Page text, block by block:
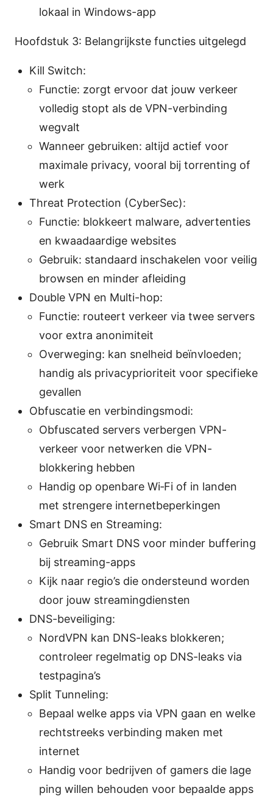
lokaal in Windows-app
Hoofdstuk 3: Belangrijkste functies uitgelegd
Kill Switch:
Functie: zorgt ervoor dat jouw verkeer
volledig stopt als de VPN-verbinding
wegvalt
Wanneer gebruiken: altijd actief voor
maximale privacy, vooral bij torrenting of
werk
Threat Protection (CyberSec):
Functie: blokkeert malware, advertenties
en kwaadaardige websites
Gebruik: standaard inschakelen voor veilig
browsen en minder afleiding
Double VPN en Multi-hop:
Functie: routeert verkeer via twee servers
voor extra anonimiteit
Overweging: kan snelheid beïnvloeden;
handig als privacyprioriteit voor specifieke
gevallen
Obfuscatie en verbindingsmodi:
Obfuscated servers verbergen VPN-
verkeer voor netwerken die VPN-
blokkering hebben
Handig op openbare Wi‑Fi of in landen
met strengere internetbeperkingen
Smart DNS en Streaming:
Gebruik Smart DNS voor minder buffering
bij streaming-apps
Kijk naar regio’s die ondersteund worden
door jouw streamingdiensten
DNS-beveiliging:
NordVPN kan DNS-leaks blokkeren;
controleer regelmatig op DNS-leaks via
testpagina’s
Split Tunneling:
Bepaal welke apps via VPN gaan en welke
rechtstreeks verbinding maken met
internet
Handig voor bedrijven of gamers die lage
ping willen behouden voor bepaalde apps